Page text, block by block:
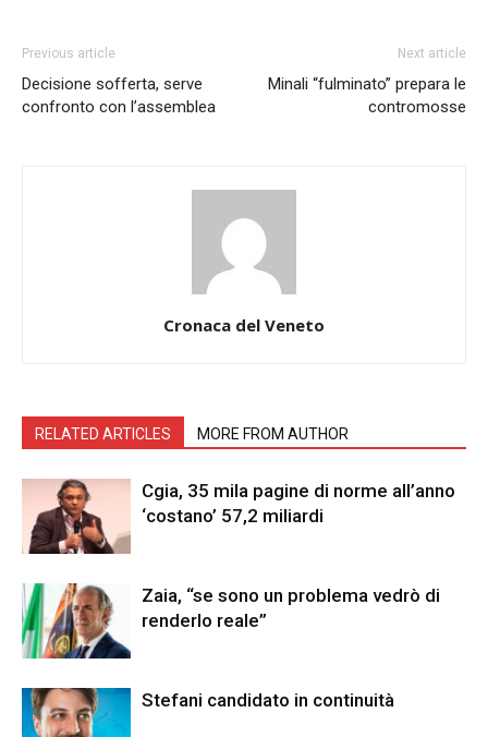
Previous article
Decisione sofferta, serve
confronto con l’assemblea
Next article
Minali “fulminato” prepara le
contromosse
Cronaca del Veneto
RELATED ARTICLES MORE FROM AUTHOR
Cgia, 35 mila pagine di norme all’anno
‘costano’ 57,2 miliardi
Zaia, “se sono un problema vedrò di
renderlo reale”
Stefani candidato in continuità